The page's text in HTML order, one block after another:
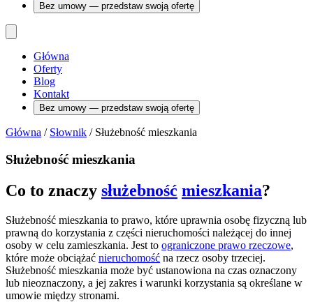
Bez umowy — przedstaw swoją ofertę
Główna
Oferty
Blog
Kontakt
Bez umowy — przedstaw swoją ofertę
Główna / Słownik / Służebność mieszkania
Służebność mieszkania
Co to znaczy służebność mieszkania?
Służebność mieszkania to prawo, które uprawnia osobę fizyczną lub
prawną do korzystania z części nieruchomości należącej do innej
osoby w celu zamieszkania. Jest to ograniczone prawo rzeczowe,
które może obciążać nieruchomość na rzecz osoby trzeciej.
Służebność mieszkania może być ustanowiona na czas oznaczony
lub nieoznaczony, a jej zakres i warunki korzystania są określane w
umowie między stronami.